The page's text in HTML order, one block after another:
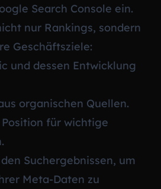
Search Console ein.
nur Rankings, sondern
Geschäftsziele:
und dessen Entwicklung
organischen Quellen.
für wichtige
Suchergebnissen, um
Meta-Daten zu